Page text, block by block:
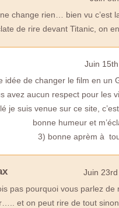
change rien… bien vu c’est
de rire devant Titanic, on
Juin
idée de changer le film en un
avez aucun respect pour les
je suis venue sur ce site,
bonne humeur et
3) bonne aprèm à
Juin
pas pourquoi vous parlez de
et on peut rire de tout